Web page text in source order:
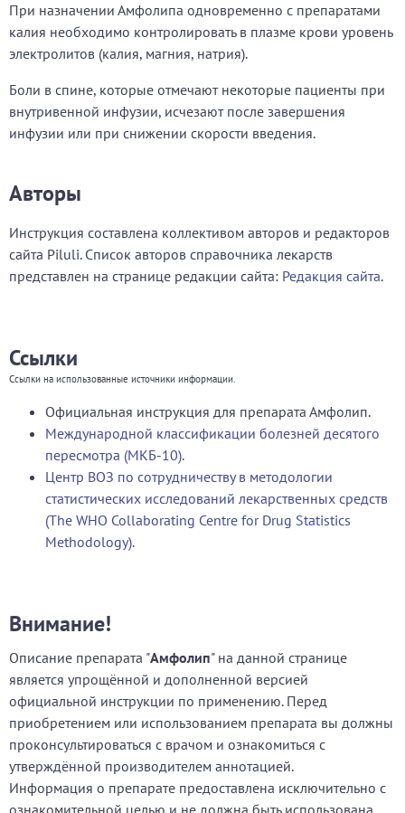
При назначении Амфолипа одновременно с препаратами
калия необходимо контролировать в плазме крови уровень
электролитов (калия, магния, натрия).
Боли в спине, которые отмечают некоторые пациенты при
внутривенной инфузии, исчезают после завершения
инфузии или при снижении скорости введения.
Авторы
Инструкция составлена коллективом авторов и редакторов
сайта Piluli. Список авторов справочника лекарств
представлен на странице редакции сайта: Редакция сайта.
Ссылки
Ссылки на использованные источники информации.
Официальная инструкция для препарата Амфолип.
Международной классификации болезней десятого
пересмотра (МКБ-10).
Центр ВОЗ по сотрудничеству в методологии
статистических исследований лекарственных средств
(The WHO Collaborating Centre for Drug Statistics
Methodology).
Внимание!
Описание препарата "Амфолип" на данной странице
является упрощённой и дополненной версией
официальной инструкции по применению. Перед
приобретением или использованием препарата вы должны
проконсультироваться с врачом и ознакомиться с
утверждённой производителем аннотацией.
Информация о препарате предоставлена исключительно с
ознакомительной целью и не должна быть использована